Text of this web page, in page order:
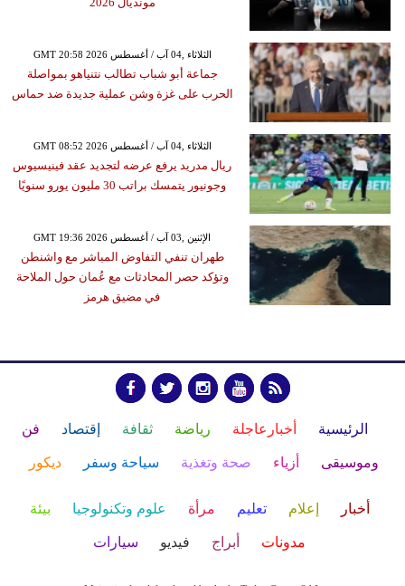
GMT 20:58 2026 الثلاثاء ,04 آب / أغسطس
جماعة أبو شباب تطالب نتنياهو بمواصلة
الحرب على غزة وشن عملية جديدة ضد حماس
GMT 08:52 2026 الثلاثاء ,04 آب / أغسطس
ريال مدريد يرفع عرضه لتجديد عقد فينيسيوس
وجونيور يتمسك براتب 30 مليون يورو سنويًا
GMT 19:36 2026 الإثنين ,03 آب / أغسطس
طهران تنفي التفاوض المباشر مع واشنطن
وتؤكد حصر المحادثات مع عُمان حول الملاحة
في مضيق هرمز
الرئيسية أخبارعاجلة رياضة ثقافة إقتصاد فن
وموسيقى أزياء صحة وتغذية سياحة وسفر ديكور
أخبار إعلام تعليم مرأة علوم وتكنولوجيا بيئة
مدونات أبراج فيديو سيارات